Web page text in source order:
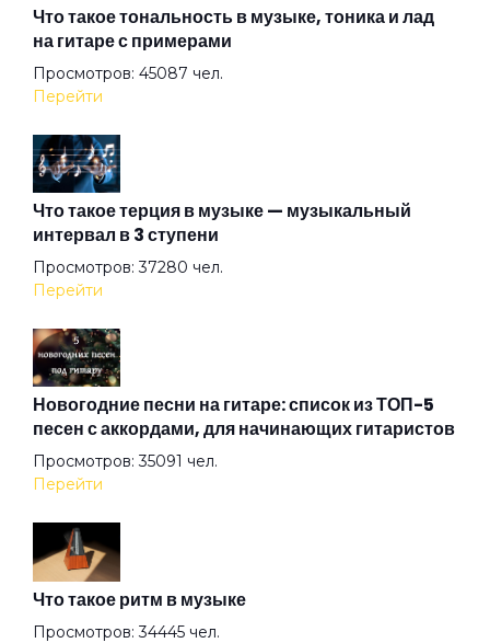
Алиса
Алмазная душа
Амазонка
Ангел на свече
Ангел
Арена
Аристократы
Что такое тональность в музыке, тоника и лад
на гитаре с примерами
Просмотров: 45087 чел.
Перейти
Что такое терция в музыке — музыкальный
интервал в 3 ступени
Просмотров: 37280 чел.
Перейти
Новогодние песни на гитаре: список из ТОП-5
песен с аккордами, для начинающих гитаристов
Просмотров: 35091 чел.
Перейти
Что такое ритм в музыке
Просмотров: 34445 чел.